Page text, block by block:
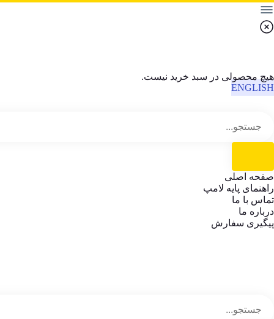
هیچ محصولی در سبد خرید نیست.
ENGLISH
صفحه اصلی
راهنمای پایه لامپ
تماس با ما
درباره ما
پیگیری سفارش